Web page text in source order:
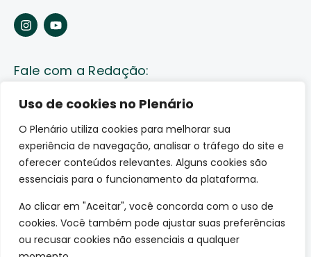
Uso de cookies no Plenário
O Plenário utiliza cookies para melhorar sua
experiência de navegação, analisar o tráfego do site e
oferecer conteúdos relevantes. Alguns cookies são
essenciais para o funcionamento da plataforma.
Ao clicar em "Aceitar", você concorda com o uso de
cookies. Você também pode ajustar suas preferências
ou recusar cookies não essenciais a qualquer
Fale com a Redação:
Enviar pauta
Fale conosco
Av. Lauro Sodré, 1259. Olaria – Porto Velho (RO)
CEP: 76801-289